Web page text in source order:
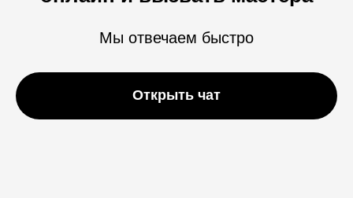
Мы отвечаем быстро
Открыть чат